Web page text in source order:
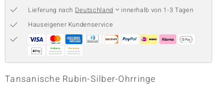
Lieferung nach Deutschland
innerhalb von 1-3 Tagen
Hauseigener Kundenservice
Tansanische Rubin-Silber-Ohrringe